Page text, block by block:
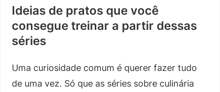
Ideias de pratos que você
consegue treinar a partir dessas
séries
Uma curiosidade comum é querer fazer tudo
de uma vez. Só que as séries sobre culinária